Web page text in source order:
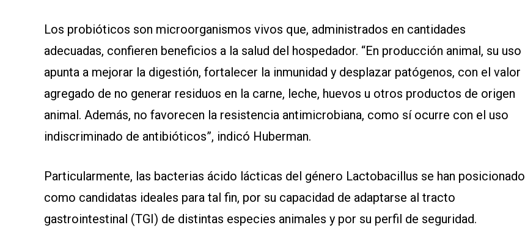
Los probióticos son microorganismos vivos que, administrados en cantidades
adecuadas, confieren beneficios a la salud del hospedador. “En producción animal, su uso
apunta a mejorar la digestión, fortalecer la inmunidad y desplazar patógenos, con el valor
agregado de no generar residuos en la carne, leche, huevos u otros productos de origen
animal. Además, no favorecen la resistencia antimicrobiana, como sí ocurre con el uso
indiscriminado de antibióticos”, indicó Huberman.
Particularmente, las bacterias ácido lácticas del género Lactobacillus se han posicionado
como candidatas ideales para tal fin, por su capacidad de adaptarse al tracto
gastrointestinal (TGI) de distintas especies animales y por su perfil de seguridad.